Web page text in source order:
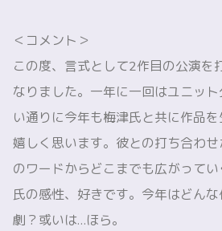
＜コメント＞
この度、言式として2作目の公演を
なりました。一年に一回はユニッ
い通りに今年も梅津氏と共に作品
嬉しく思います。彼との打ち合わ
のワードからどこまでも広がって
氏の感性、好きです。今年はどん
劇？或いは…ほら。